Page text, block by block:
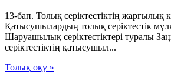
13-бап. Толық серiктестiктiң жарғылық
Қатысушылардың толық серiктестiк
Шаруашылық серіктестіктері туралы
серiктестiктiң қатысушыл...
Толық оқу »